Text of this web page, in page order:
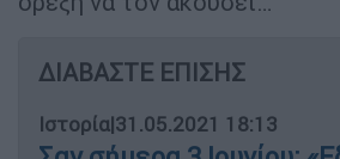
ΔΙΑΒΑΣΤΕ ΕΠΙΣΗΣ
Ιστορία|31.05.2021 18:13